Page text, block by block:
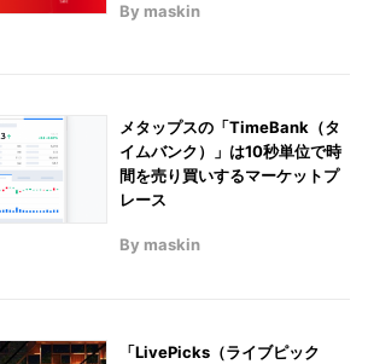
By maskin
メタップスの「TimeBank（タ
イムバンク）」は10秒単位で時
間を売り買いするマーケットプ
レース
By maskin
「LivePicks（ライブピック